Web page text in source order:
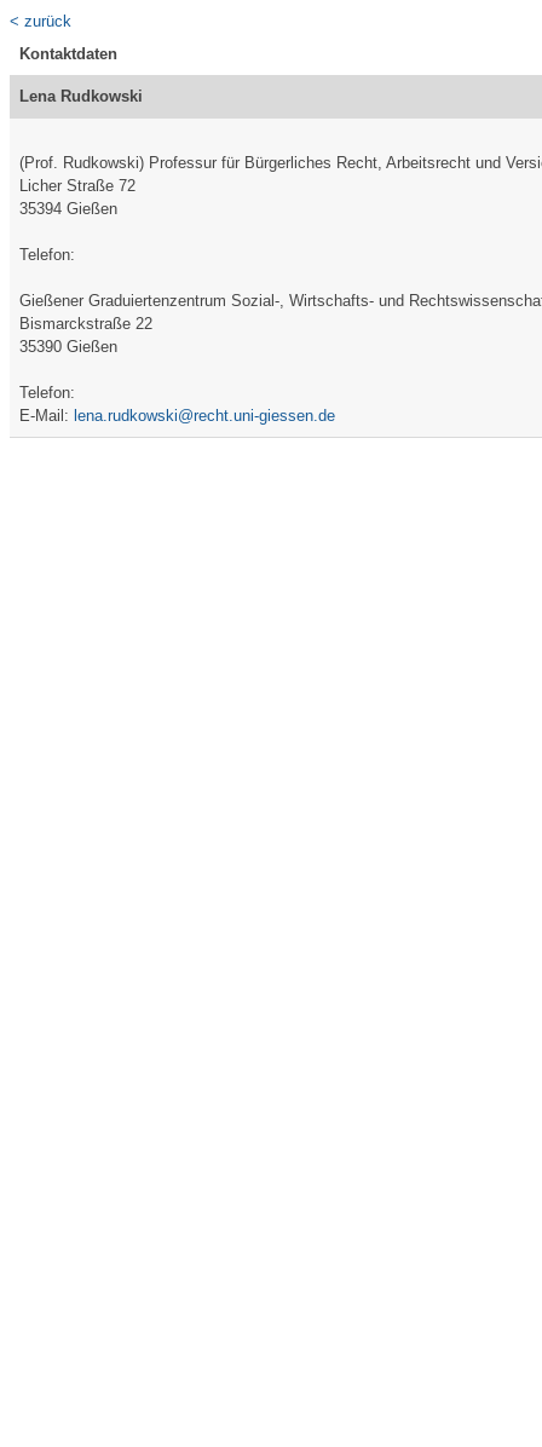
< zurück
Kontaktdaten
Lena Rudkowski
(Prof. Rudkowski) Professur für Bürgerliches Recht, Arbeitsrecht und
Licher Straße 72
35394 Gießen
Telefon:
Gießener Graduiertenzentrum Sozial-, Wirtschafts- und
Bismarckstraße 22
35390 Gießen
Telefon:
E-Mail: lena.rudkowski@recht.uni-giessen.de